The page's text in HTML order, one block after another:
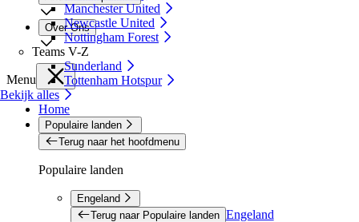
Manchester United
Newcastle United
Nottingham Forest
Teams V-Z
Sunderland
Tottenham Hotspur
Bekijk alles
Over Ons
Menu
Home
Populaire landen
Terug naar het hoofdmenu
Populaire landen
Engeland
Terug naar Populaire landen Engeland